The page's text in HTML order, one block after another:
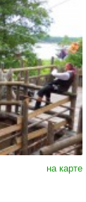
на карте